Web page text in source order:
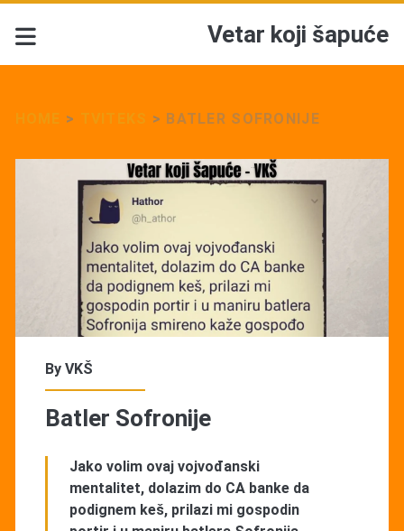
Vetar koji šapuće
> > BATLER SOFRONIJE
By VKŠ
Batler Sofronije
Jako volim ovaj vojvođanski
mentalitet, dolazim do CA banke da
podignem keš, prilazi mi gospodin